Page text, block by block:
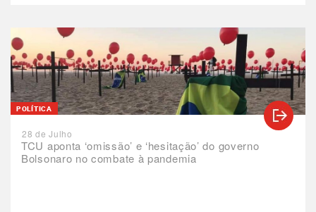
TCU aponta ‘omissão’ e ‘hesitação’ do governo
Bolsonaro no combate à pandemia
POLÍTICA
28 de Julho